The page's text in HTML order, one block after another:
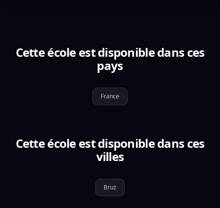
Cette école est disponible dans ces
pays
France
Cette école est disponible dans ces
villes
Bruz